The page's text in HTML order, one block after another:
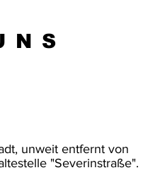
unweit entfernt von
"Severinstraße".